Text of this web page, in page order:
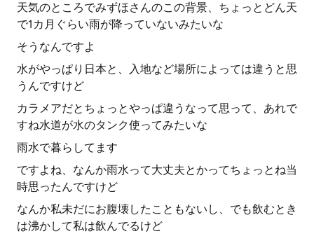
天気のところでみずほさんのこの背景、ちょっとどん天
で1カ月ぐらい雨が降っていないみたいな
そうなんですよ
水がやっぱり日本と、入地など場所によっては違うと思
うんですけど
カラメアだとちょっとやっぱ違うなって思って、あれで
すね水道が水のタンク使ってみたいな
雨水で暮らしてます
ですよね、なんか雨水って大丈夫とかってちょっとね当
時思ったんですけど
なんか私未だにお腹壊したこともないし、でも飲むとき
は沸かして私は飲んでるけど